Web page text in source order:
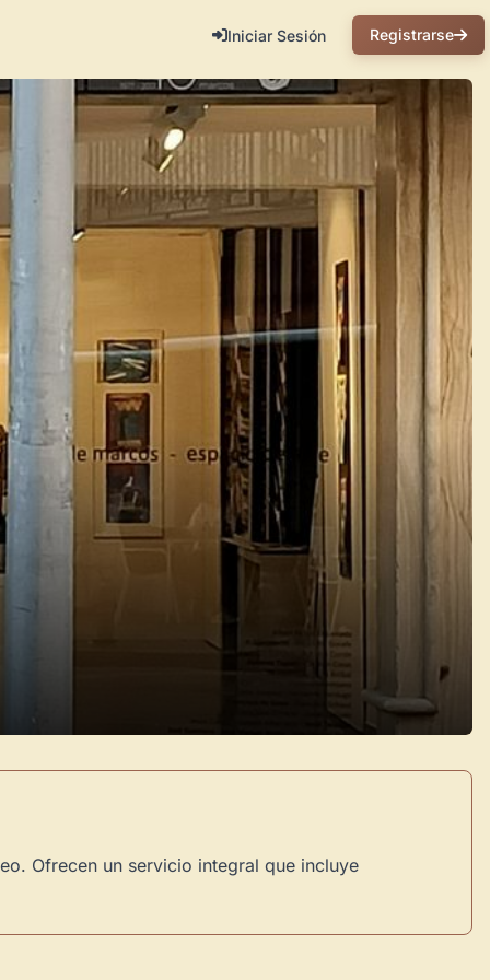
Iniciar Sesión Registrarse
Ofrecen un servicio integral que incluye